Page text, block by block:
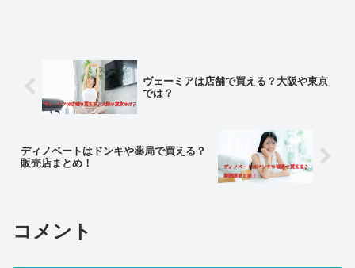
ヴェーミアは店舗で買える？大阪や東京
では？
ディノベートはドンキや薬局で買える？
販売店まとめ！
コメント